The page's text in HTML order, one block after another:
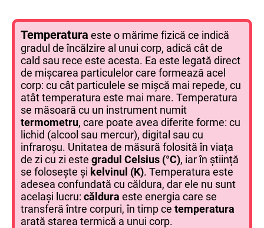
Temperatura este o mărime fizică ce indică
gradul de încălzire al unui corp, adică cât de
cald sau rece este acesta. Ea este legată direct
de mișcarea particulelor care formează acel
corp: cu cât particulele se mișcă mai repede, cu
atât temperatura este mai mare. Temperatura
se măsoară cu un instrument numit
termometru, care poate avea diferite forme: cu
lichid (alcool sau mercur), digital sau cu
infraroșu. Unitatea de măsură folosită în viața
de zi cu zi este gradul Celsius (°C), iar în știință
se folosește și kelvinul (K). Temperatura este
adesea confundată cu căldura, dar ele nu sunt
același lucru: căldura este energia care se
transferă între corpuri, în timp ce temperatura
arată starea termică a unui corp.